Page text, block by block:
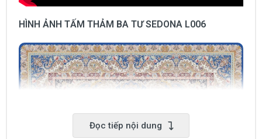
HÌNH ẢNH TẤM THẢM BA TƯ SEDONA L006
Đọc tiếp nội dung